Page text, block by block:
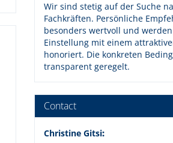
Wir sind stetig auf der Suche
Fachkräften. Persönliche
besonders wertvoll und
Einstellung mit einem
honoriert. Die konkreten
transparent geregelt.
Contact
Christine Gitsi: